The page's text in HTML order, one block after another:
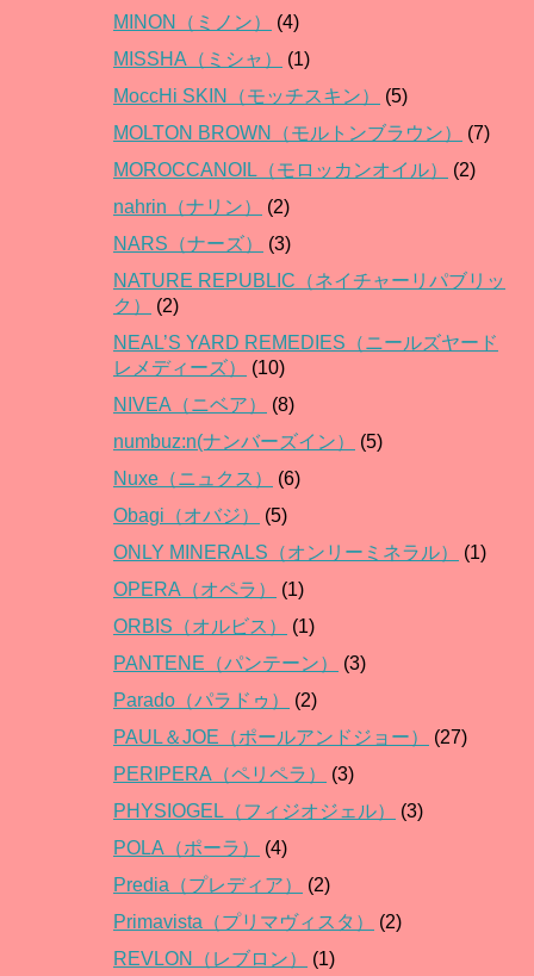
MINON（ミノン）
(4)
MISSHA（ミシャ）
(1)
MoccHi SKIN（モッチスキン）
(5)
MOLTON BROWN（モルトンブラウン）
(7)
MOROCCANOIL（モロッカンオイル）
(2)
nahrin（ナリン）
(2)
NARS（ナーズ）
(3)
NATURE REPUBLIC（ネイチャーリパブリッ
ク）
(2)
NEAL’S YARD REMEDIES（ニールズヤード
レメディーズ）
(10)
NIVEA（ニベア）
(8)
numbuz:n(ナンバーズイン）
(5)
Nuxe（ニュクス）
(6)
Obagi（オバジ）
(5)
ONLY MINERALS（オンリーミネラル）
(1)
OPERA（オペラ）
(1)
ORBIS（オルビス）
(1)
PANTENE（パンテーン）
(3)
Parado（パラドゥ）
(2)
PAUL＆JOE（ポールアンドジョー）
(27)
PERIPERA（ペリペラ）
(3)
PHYSIOGEL（フィジオジェル）
(3)
POLA（ポーラ）
(4)
Predia（プレディア）
(2)
Primavista（プリマヴィスタ）
(2)
REVLON（レブロン）
(1)